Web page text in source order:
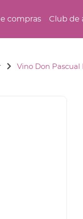
compras Club de
Vino Don Pascual